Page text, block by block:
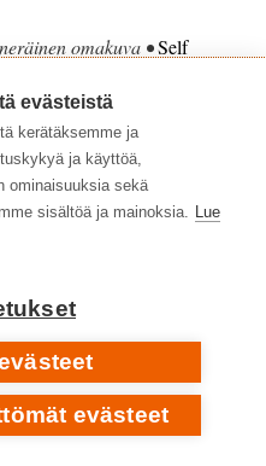
omakuva •Self
taidemanifesti •
Experience:Are
ääni •Kick Out The Jams
evästeistä
kerätäksemme ja
ja käyttöä,
ominaisuuksia sekä
sisältöä ja mainoksia. Lue
evästeet